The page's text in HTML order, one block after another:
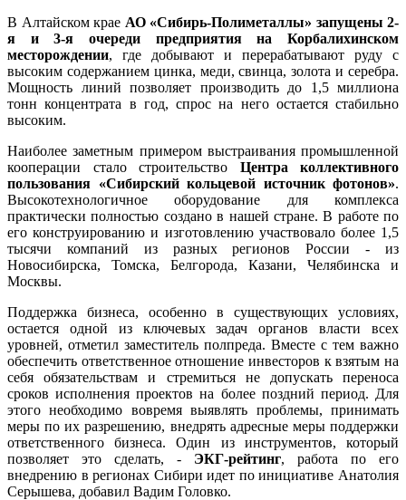
В Алтайском крае АО «Сибирь-Полиметаллы» запущены 2-
я и 3-я очереди предприятия на Корбалихинском
месторождении, где добывают и перерабатывают руду с
высоким содержанием цинка, меди, свинца, золота и серебра.
Мощность линий позволяет производить до 1,5 миллиона
тонн концентрата в год, спрос на него остается стабильно
высоким.
Наиболее заметным примером выстраивания промышленной
кооперации стало строительство Центра коллективного
пользования «Сибирский кольцевой источник фотонов».
Высокотехнологичное оборудование для комплекса
практически полностью создано в нашей стране. В работе по
его конструированию и изготовлению участвовало более 1,5
тысячи компаний из разных регионов России - из
Новосибирска, Томска, Белгорода, Казани, Челябинска и
Москвы.
Поддержка бизнеса, особенно в существующих условиях,
остается одной из ключевых задач органов власти всех
уровней, отметил заместитель полпреда. Вместе с тем важно
обеспечить ответственное отношение инвесторов к взятым на
себя обязательствам и стремиться не допускать переноса
сроков исполнения проектов на более поздний период. Для
этого необходимо вовремя выявлять проблемы, принимать
меры по их разрешению, внедрять адресные меры поддержки
ответственного бизнеса. Один из инструментов, который
позволяет это сделать, - ЭКГ-рейтинг, работа по его
внедрению в регионах Сибири идет по инициативе Анатолия
Серышева, добавил Вадим Головко.